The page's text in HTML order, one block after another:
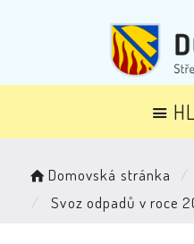
Domovská stránka
Svoz odpadů v roce